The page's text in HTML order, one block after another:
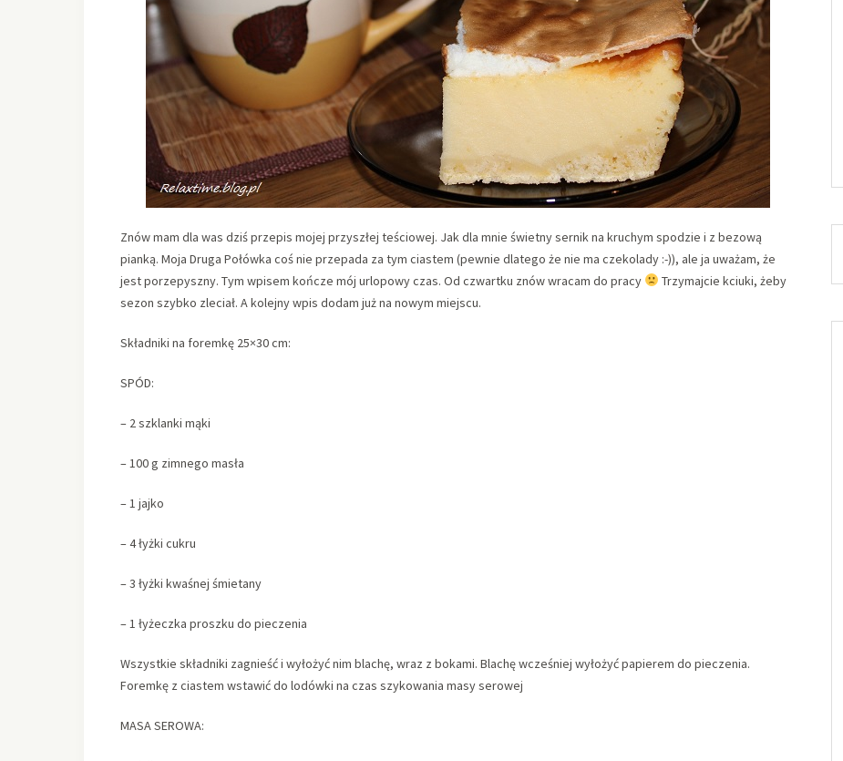
Znów mam dla was dziś przepis mojej przyszłej teściowej. Jak dla mnie świetny sernik na kruchym spodzie i z bezową
pianką. Moja Druga Połówka coś nie przepada za tym ciastem (pewnie dlatego że nie ma czekolady :-)), ale ja uważam, że
jest porzepyszny. Tym wpisem kończe mój urlopowy czas. Od czwartku znów wracam do pracy
Trzymajcie kciuki, żeby
sezon szybko zleciał. A kolejny wpis dodam już na nowym miejscu.
Składniki na foremkę 25×30 cm:
SPÓD:
– 2 szklanki mąki
– 100 g zimnego masła
– 1 jajko
– 4 łyżki cukru
– 3 łyżki kwaśnej śmietany
– 1 łyżeczka proszku do pieczenia
Wszystkie składniki zagnieść i wyłożyć nim blachę, wraz z bokami. Blachę wcześniej wyłożyć papierem do pieczenia.
Foremkę z ciastem wstawić do lodówki na czas szykowania masy serowej
MASA SEROWA: